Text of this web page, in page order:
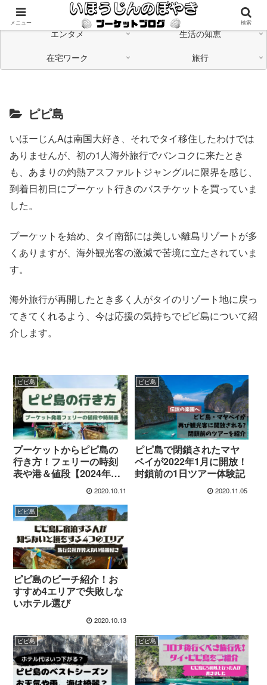
海外在住の日本人が「つながる」情報発信中
エンタメ
生活の知恵
在宅ワーク
旅行
ピピ島
いほーじんAは南国大好き、それでタイ移住したわけでは
ありませんが、初の1人海外旅行でバンコクに来たとき
も、あまりの灼熱アスファルトジャングルに限界を感じ、
到着日初日にプーケット行きのバスチケットを買っていま
した。
プーケットを始め、タイ南部には美しい離島リゾートが多
くありますが、海外観光客の激減で苦境に立たされていま
す。
海外旅行が再開したとき多く人がタイのリゾート地に戻っ
てきてくれるよう、今は応援の気持ちでピピ島について紹
介します。
ピピ島
プーケットからピピ島の
行き方！フェリーの時刻
表や港＆値段【2024年最
2020.10.11
ピピ島
ピピ島で閉鎖されたマヤ
ベイが2022年1月に開放！
封鎖前の1日ツアー体験記
2020.11.05
ピピ島
ピピ島のビーチ紹介！お
すすめ4エリアで失敗しな
いホテル選び
2020.10.13
ピピ島 ピピ島
メニュー 検索